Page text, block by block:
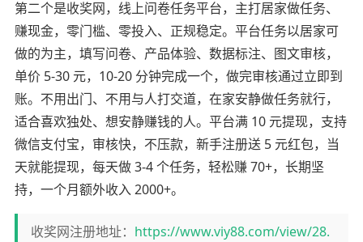
第二个是收奖网，线上问卷任务平台，主打居家做任务、
赚现金，零门槛、零投入、正规稳定。平台任务以居家可
做的为主，填写问卷、产品体验、数据标注、图文审核，
单价 5-30 元，10-20 分钟完成一个，做完审核通过立即到
账。不用出门、不用与人打交道，在家安静做任务就行，
适合喜欢独处、想安静赚钱的人。平台满 10 元提现，支持
微信支付宝，审核快，不压款，新手注册送 5 元红包，当
天就能提现，每天做 3-4 个任务，轻松赚 70+，长期坚
持，一个月额外收入 2000+。
收奖网注册地址： https://www.viy88.com/view/28.